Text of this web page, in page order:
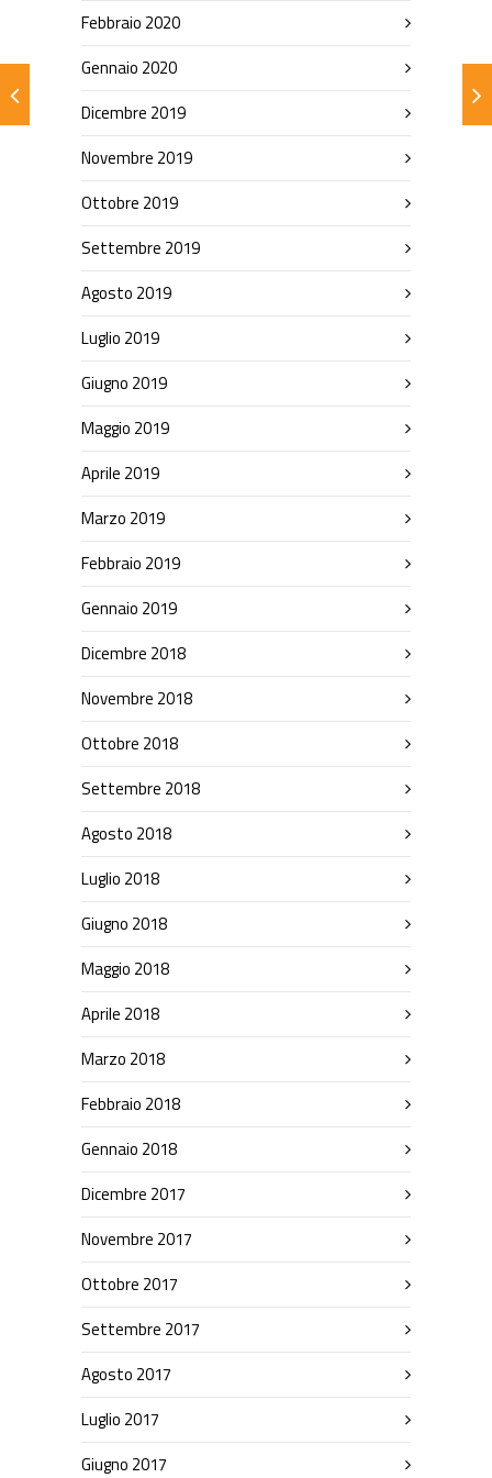
Febbraio 2020
Gennaio 2020
Dicembre 2019
Novembre 2019
Ottobre 2019
Settembre 2019
Agosto 2019
Luglio 2019
Giugno 2019
Maggio 2019
Aprile 2019
Marzo 2019
Febbraio 2019
Gennaio 2019
Dicembre 2018
Novembre 2018
Ottobre 2018
Settembre 2018
Agosto 2018
Luglio 2018
Giugno 2018
Maggio 2018
Aprile 2018
Marzo 2018
Febbraio 2018
Gennaio 2018
Dicembre 2017
Novembre 2017
Ottobre 2017
Settembre 2017
Agosto 2017
Luglio 2017
Giugno 2017